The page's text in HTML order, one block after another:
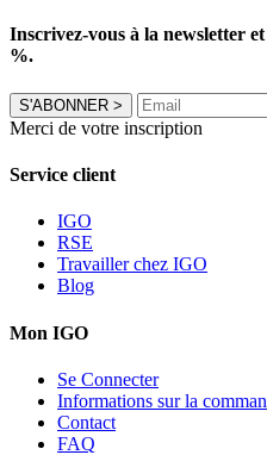
Inscrivez-vous à la newsletter
%.
S'ABONNER >
Merci de votre inscription
Service client
IGO
RSE
Travailler chez IGO
Blog
Mon IGO
Se Connecter
Informations sur la
Contact
FAQ